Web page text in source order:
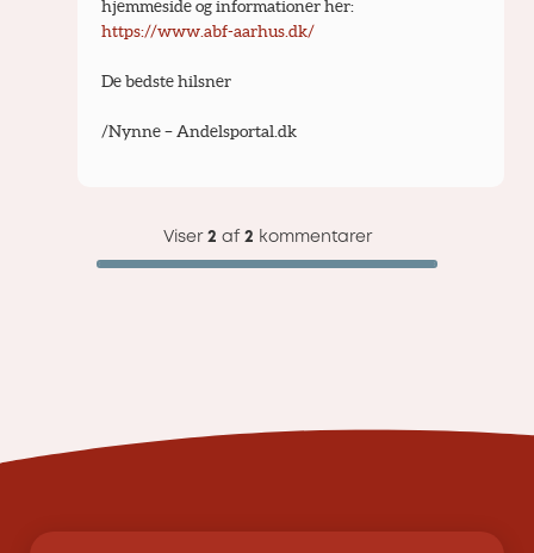
hjemmeside og informationer her:
https://www.abf-aarhus.dk/
De bedste hilsner
/Nynne – Andelsportal.dk
Viser 2 af 2 kommentarer